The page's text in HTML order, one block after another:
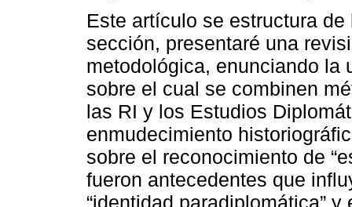
Este artículo se estructura
sección, presentaré una
metodológica, enunciando la
sobre el cual se combinen
las RI y los Estudios
enmudecimiento
sobre el reconocimiento de
fueron antecedentes que
“identidad paradiplomática”